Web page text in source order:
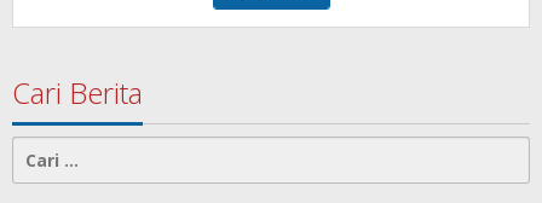
Cari Berita
Cari